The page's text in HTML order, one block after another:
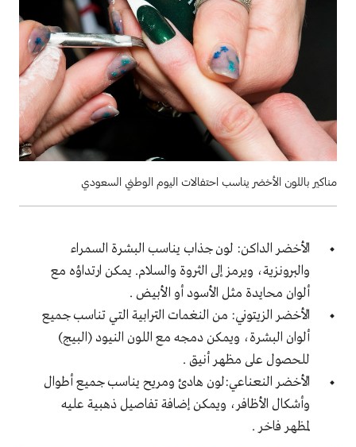
مناكير باللون الأخضر يناسب احتفالات اليوم الوطني السعودي
الأخضر الداكن: لون جذاب يناسب البشرة السمراء
والبرونزية، ويرمز إلى الثروة والسلام. يمكن ارتداؤه مع
ألوان محايدة مثل الأسود أو الأبيض .
الأخضر الزيتوني: من النغمات الترابية التي تناسب جميع
ألوان البشرة، ويمكن دمجه مع اللون النيود (البيج)
للحصول على مظهر أنيق .
الأخضر النعناعي:لون هادئ ومريح يناسب جميع أطوال
وأشكال الأظافر، ويمكن إضافة تفاصيل ذهبية عليه
لمظهر فاخر .